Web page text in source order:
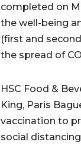
completed on
the well-being
(first and
the spread of
HSC Food &
King, Paris
vaccination to
social